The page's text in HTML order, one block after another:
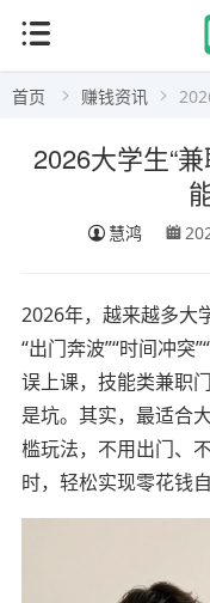
首页 赚钱资讯
2026大学生“
慧鸿
2026年，越来越多大
“出门奔波”“时间冲
误上课，技能类兼职
是坑。其实，最适合
槛玩法，不用出门、
时，轻松实现零花钱